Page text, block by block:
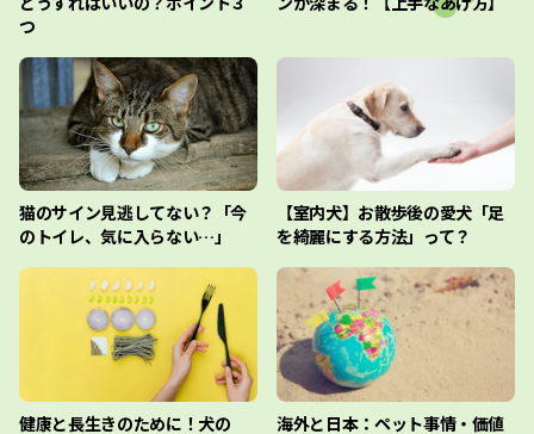
つ
猫のサイン見逃してない？「今
のトイレ、気に入らない…」
【室内犬】お散歩後の愛犬「足
を綺麗にする方法」って？
健康と長生きのために！犬の
海外と日本：ペット事情・価値